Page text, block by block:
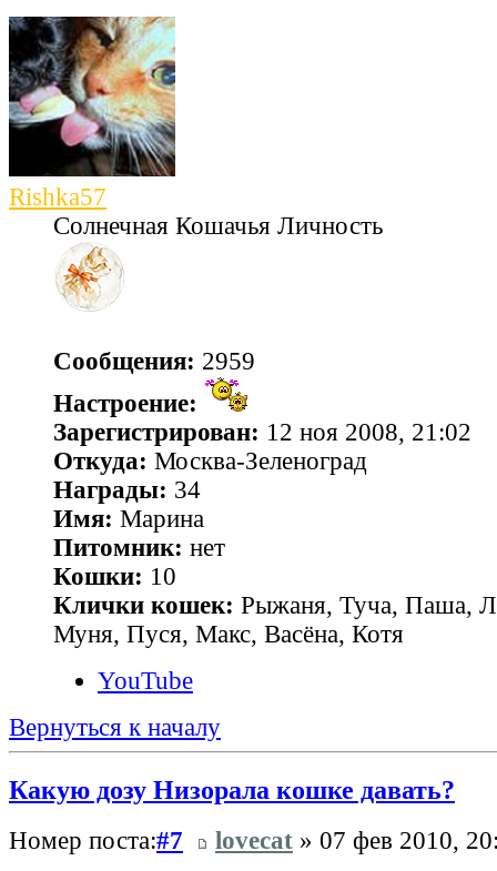
Rishka57
Солнечная Кошачья Личность
Сообщения: 2959
Настроение:
Зарегистрирован: 12 ноя 2008, 21:02
Откуда: Москва-Зеленоград
Награды: 34
Имя: Марина
Питомник: нет
Кошки: 10
Клички кошек: Рыжаня, Туча, Паша,
Муня, Пуся, Макс, Васёна, Котя
YouTube
Вернуться к началу
Какую дозу Низорала кошке давать?
Номер поста:#7 lovecat » 07 фев 2010,